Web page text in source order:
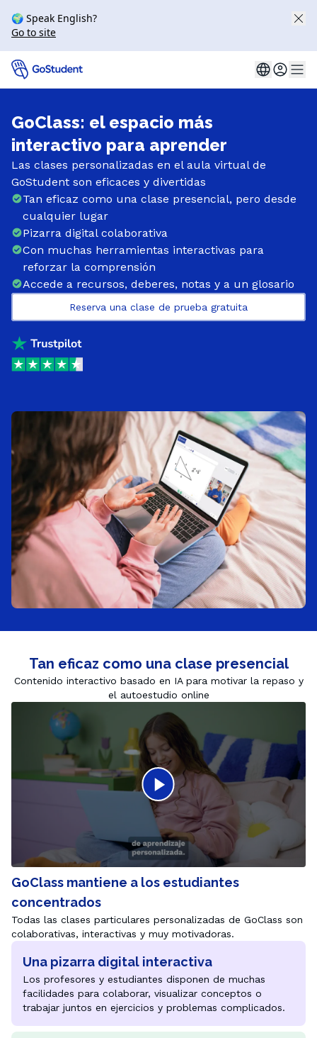
🌍 Speak English?
Go to site
GoClass: el espacio más
interactivo para aprender
Las clases personalizadas en el aula virtual de
GoStudent son eficaces y divertidas
Tan eficaz como una clase presencial, pero desde
cualquier lugar
Pizarra digital colaborativa
Con muchas herramientas interactivas para
reforzar la comprensión
Accede a recursos, deberes, notas y a un glosario
Reserva una clase de prueba gratuita
Tan eficaz como una clase presencial
Contenido interactivo basado en IA para motivar la repaso y
el autoestudio online
GoClass mantiene a los estudiantes
concentrados
Todas las clases particulares personalizadas de GoClass son
colaborativas, interactivas y muy motivadoras.
Una pizarra digital interactiva
Los profesores y estudiantes disponen de muchas
facilidades para colaborar, visualizar conceptos o
trabajar juntos en ejercicios y problemas complicados.